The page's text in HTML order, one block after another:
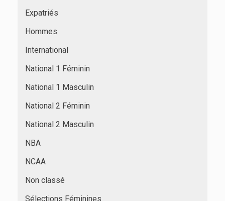
Expatriés
Hommes
International
National 1 Féminin
National 1 Masculin
National 2 Féminin
National 2 Masculin
NBA
NCAA
Non classé
Sélections Féminines